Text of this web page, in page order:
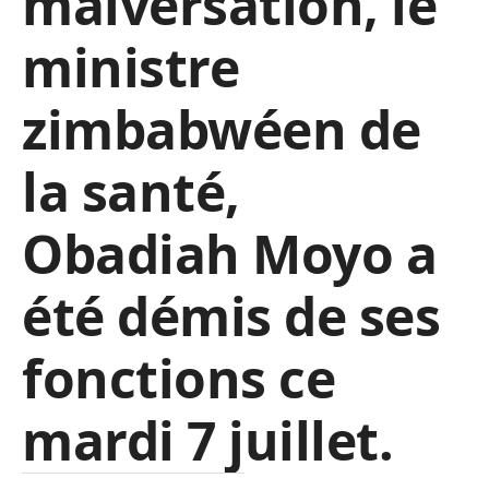
ministre
zimbabwéen de
la santé,
Obadiah Moyo a
été démis de ses
fonctions ce
mardi 7 juillet.